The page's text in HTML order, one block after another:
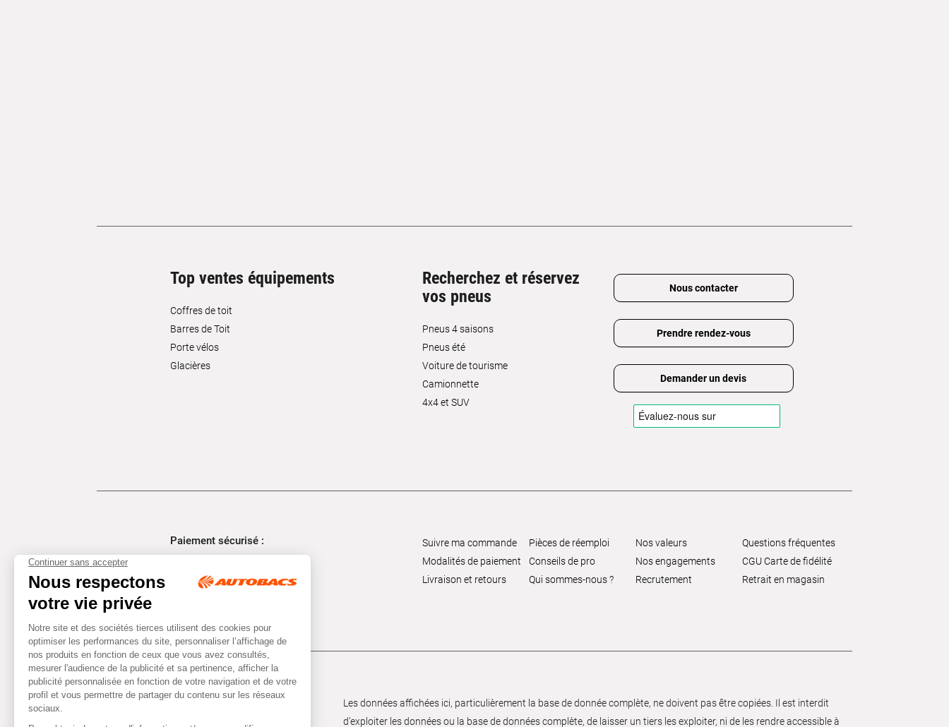
Top ventes équipements
Coffres de toit
Barres de Toit
Porte vélos
Glacières
Recherchez et réservez
vos pneus
Pneus 4 saisons
Pneus été
Voiture de tourisme
Camionnette
4x4 et SUV
Nous contacter
Prendre rendez-vous
Demander un devis
Paiement sécurisé :
Suivre ma commande
Modalités de paiement
Livraison et retours
Pièces de réemploi
Conseils de pro
Qui sommes-nous ?
Nos valeurs
Nos engagements
Recrutement
Questions fréquentes
CGU Carte de fidélité
Retrait en magasin
Les données affichées ici, particulièrement la base de donnée complète, ne doivent pas être copiées. Il est interdit
d’exploiter les données ou la base de données complète, de laisser un tiers les exploiter, ni de les rendre accessible à